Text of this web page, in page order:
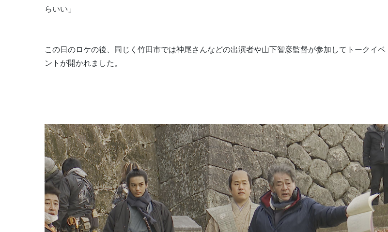
らいい」
この日のロケの後、同じく竹田市では神尾さんなどの出演者や山下智彦監督が参加してトークイベ
ントが開かれました。